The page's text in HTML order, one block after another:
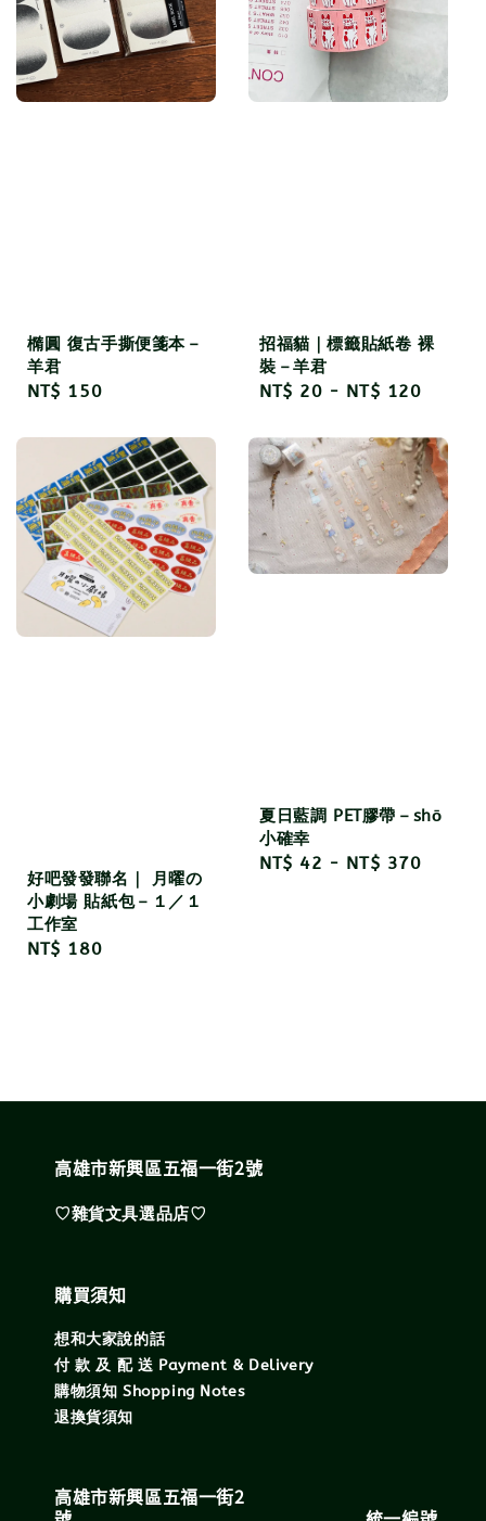
橢圓 復古手撕便箋本－
羊君
Regular
NT$ 150
招福貓｜標籤貼紙卷 裸
裝－羊君
Regular
NT$ 20 - NT$ 120
好吧發發聯名｜ 月曜の
小劇場 貼紙包－１／１
工作室
Regular
NT$ 180
夏日藍調 PET膠帶－shō
小確幸
Regular
NT$ 42 - NT$ 370
高雄市新興區五福一街2號
♡雜貨文具選品店♡
購買須知
想和大家說的話
付 款 及 配 送 Payment & Delivery
購物須知 Shopping Notes
退換貨須知
高雄市新興區五福一街2